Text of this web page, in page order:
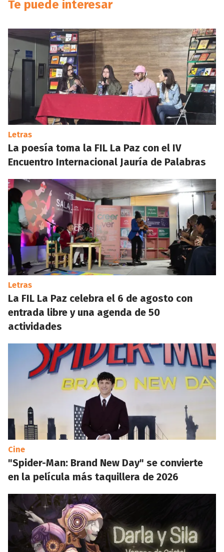
Te puede interesar
Letras
La poesía toma la FIL La Paz con el IV
Encuentro Internacional Jauría de Palabras
Letras
La FIL La Paz celebra el 6 de agosto con
entrada libre y una agenda de 50
actividades
Cine
"Spider-Man: Brand New Day" se convierte
en la película más taquillera de 2026